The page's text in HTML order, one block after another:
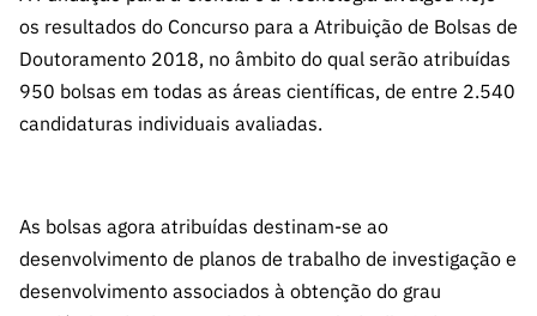
es de I&D
Infraestru
turas
es I&D
Infraestru
turas
e Informação
Acesso a dados
científicos – Protocolo
INE/DGEEC/FCT
Newsletter
Agenda
Media e
Identidade
de Marca
Subscrever
de
Concursos
FCT
Transparência
Estudos e Planeamento
Documentos de Gestão
Apoios Comunitários
LINKS
RÁPIDOS
A FCT em
ão e
Benefícios
Fiscais
os resultados do Concurso para a Atribuição de Bolsas de
Doutoramento 2018, no âmbito do qual serão atribuídas
950 bolsas em todas as áreas científicas, de entre 2.540
candidaturas individuais avaliadas.
As bolsas agora atribuídas destinam-se ao
desenvolvimento de planos de trabalho de investigação e
desenvolvimento associados à obtenção do grau